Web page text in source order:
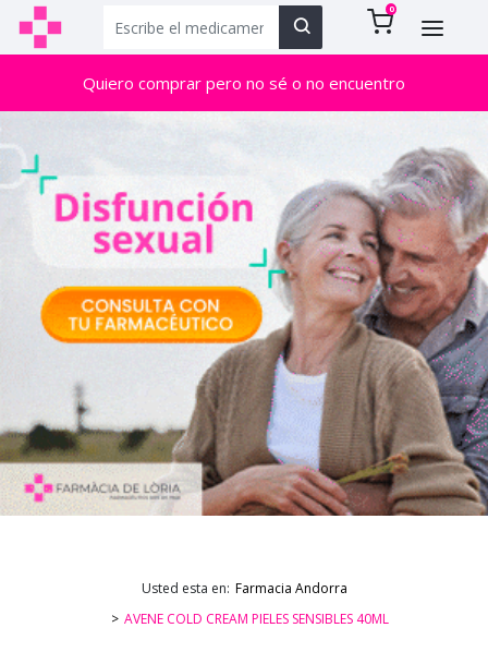
0
Quiero comprar pero no sé o no encuentro
Usted esta en: Farmacia Andorra
AVENE COLD CREAM PIELES SENSIBLES 40ML